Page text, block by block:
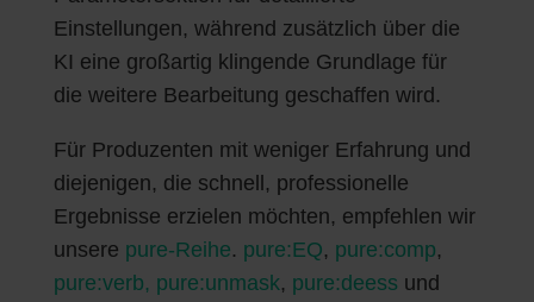
Einstellungen, während zusätzlich über die
KI eine großartig klingende Grundlage für
die weitere Bearbeitung geschaffen wird.
Für Produzenten mit weniger Erfahrung und
diejenigen, die schnell, professionelle
Ergebnisse erzielen möchten, empfehlen wir
unsere pure-Reihe. pure:EQ, pure:comp,
pure:verb, pure:unmask, pure:deess und